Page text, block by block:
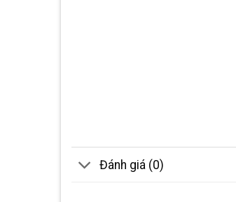
Đánh giá (0)